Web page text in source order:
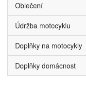
Oblečení
Údržba motocyklu
Doplňky na motocykly
Doplňky domácnost